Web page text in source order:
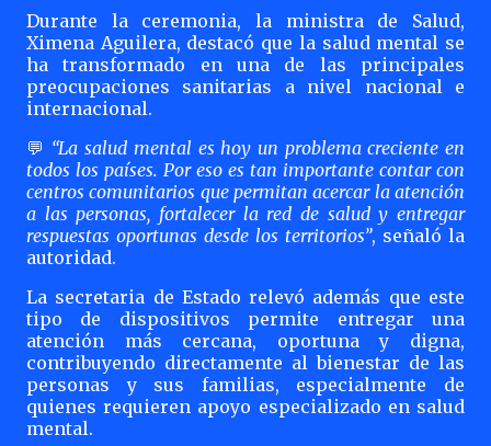
Durante la ceremonia, la ministra de Salud,
Ximena Aguilera, destacó que la salud mental se
ha transformado en una de las principales
preocupaciones sanitarias a nivel nacional e
internacional.
💬 “La salud mental es hoy un problema creciente en
todos los países. Por eso es tan importante contar con
centros comunitarios que permitan acercar la atención
a las personas, fortalecer la red de salud y entregar
respuestas oportunas desde los territorios”, señaló la
autoridad.
La secretaria de Estado relevó además que este
tipo de dispositivos permite entregar una
atención más cercana, oportuna y digna,
contribuyendo directamente al bienestar de las
personas y sus familias, especialmente de
quienes requieren apoyo especializado en salud
mental.